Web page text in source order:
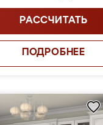
РАССЧИТАТЬ
ПОДРОБНЕЕ